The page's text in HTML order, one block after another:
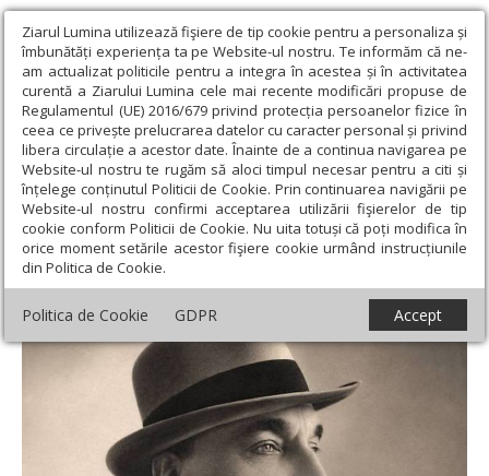
Ziarul Lumina utilizează fişiere de tip cookie pentru a personaliza și
îmbunătăți experiența ta pe Website-ul nostru. Te informăm că ne-
am actualizat politicile pentru a integra în acestea și în activitatea
curentă a Ziarului Lumina cele mai recente modificări propuse de
Regulamentul (UE) 2016/679 privind protecția persoanelor fizice în
ceea ce privește prelucrarea datelor cu caracter personal și privind
libera circulație a acestor date. Înainte de a continua navigarea pe
Website-ul nostru te rugăm să aloci timpul necesar pentru a citi și
înțelege conținutul Politicii de Cookie. Prin continuarea navigării pe
Website-ul nostru confirmi acceptarea utilizării fişierelor de tip
cookie conform Politicii de Cookie. Nu uita totuși că poți modifica în
orice moment setările acestor fişiere cookie urmând instrucțiunile
din Politica de Cookie.
Politica de Cookie GDPR Accept
Ziarul Lumina › Educaţie și Cultură › Cultură › 146 de ani de la
nașterea lui Constantin Tănase
146 de ani de la nașterea lui Constantin
Tănase